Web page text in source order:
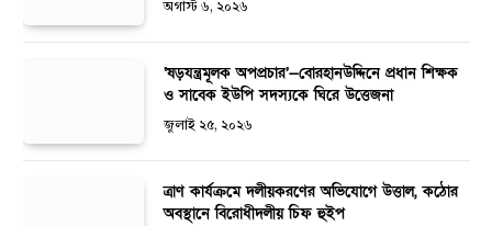
অগাস্ট ৬, ২০২৬
‘ষড়যন্ত্রমূলক অপপ্রচার’—বোরহানউদ্দিনে প্রধান শিক্ষক
ও সাবেক ইউপি সদস্যকে ঘিরে উত্তেজনা
জুলাই ২৫, ২০২৬
ত্রাণ কার্যক্রমে দলীয়করণের অভিযোগে উত্তাল, কঠোর
অবস্থানে বিরোধীদলীয় চিফ হুইপ